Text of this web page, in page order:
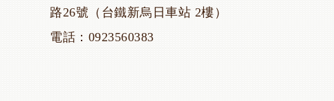
路26號（台鐵新烏日車站 2樓）
電話
0923560383